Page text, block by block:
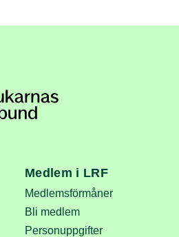
Medlem i LRF
Medlemsförmåner
Bli medlem
Personuppgifter